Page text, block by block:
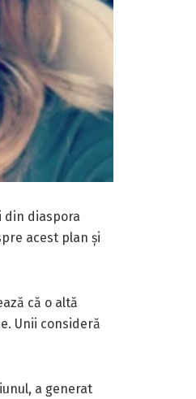
din diaspora
acest plan și
că o altă
Unii consideră
a generat